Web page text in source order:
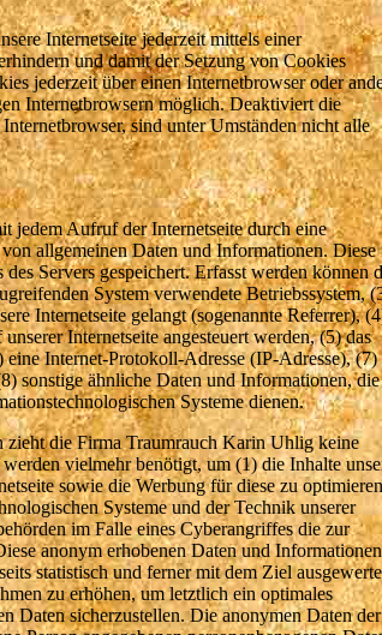
Internetseite jederzeit mittels einer
und damit der Setzung von Cookies
jederzeit über einen Internetbrowser oder
Internetbrowsern möglich. Deaktiviert die
sind unter Umständen nicht alle
jedem Aufruf der Internetseite durch eine
allgemeinen Daten und Informationen. Diese
Servers gespeichert. Erfasst werden können
System verwendete Betriebssystem,
Internetseite gelangt (sogenannte Referrer),
Internetseite angesteuert werden, (5) das
Internet-Protokoll-Adresse (IP-Adresse), (7)
sonstige ähnliche Daten und Informationen, die
Systeme dienen.
die Firma Traumrauch Karin Uhlig keine
vielmehr benötigt, um (1) die Inhalte
sowie die Werbung für diese zu
Systeme und der Technik unserer
im Falle eines Cyberangriffes die zur
anonym erhobenen Daten und Informationen
statistisch und ferner mit dem Ziel
zu erhöhen, um letztlich ein optimales
Daten sicherzustellen. Die anonymen Daten der